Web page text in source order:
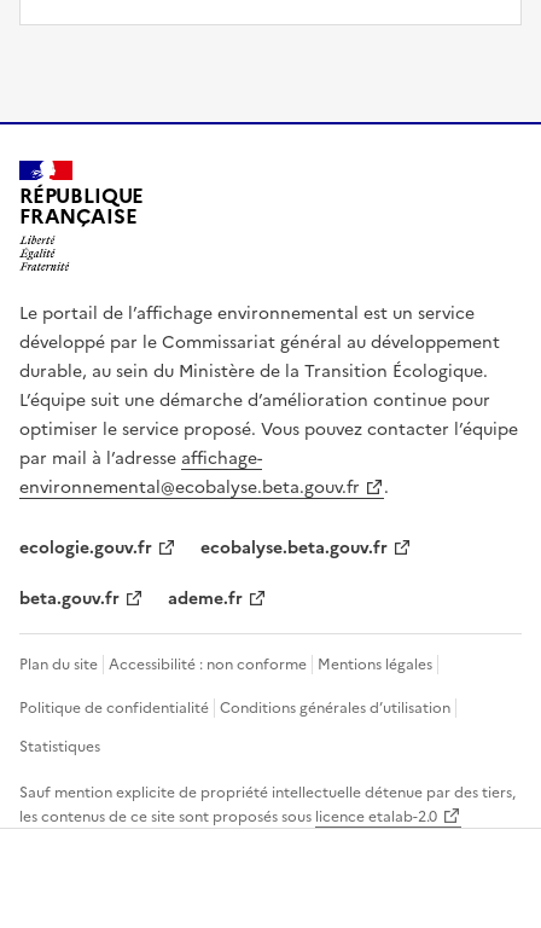
RÉPUBLIQUE
FRANÇAISE
Le portail de l’affichage environnemental est un service
développé par le Commissariat général au développement
durable, au sein du Ministère de la Transition Écologique.
L’équipe suit une démarche d’amélioration continue pour
optimiser le service proposé. Vous pouvez contacter l’équipe
par mail à l’adresse affichage-
environnemental@ecobalyse.beta.gouv.fr
.
ecologie.gouv.fr
ecobalyse.beta.gouv.fr
beta.gouv.fr
ademe.fr
Plan du site Accessibilité : non conforme Mentions légales
Politique de confidentialité Conditions générales d’utilisation
Statistiques
Sauf mention explicite de propriété intellectuelle détenue par des tiers,
les contenus de ce site sont proposés sous licence etalab-2.0